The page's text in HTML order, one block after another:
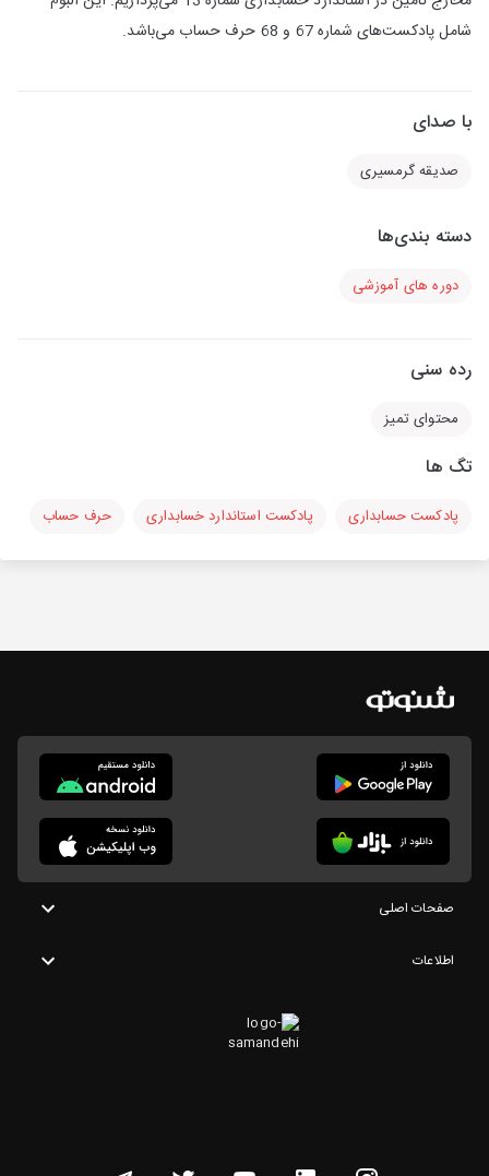
شامل پادکست‌های شماره 67 و 68 حرف حساب می‌باشد.
با صدای
صدیقه گرمسیری
دسته بندی‌ها
دوره های آموزشی
رده سنی
محتوای تمیز
تگ ها
پادکست حسابداری پادکست استاندارد خسابداری حرف حساب
صفحات اصلی
اطلاعات